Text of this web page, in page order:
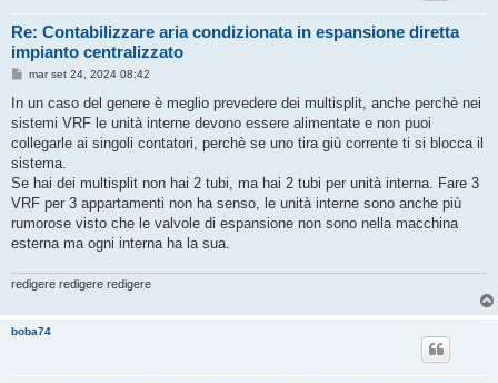
Re: Contabilizzare aria condizionata in espansione diretta
impianto centralizzato
M
s
a
g
i
o
mar set 24, 2024 08:42
In un caso del genere è meglio prevedere dei multisplit, anche perchè nei
sistemi VRF le unità interne devono essere alimentate e non puoi
collegarle ai singoli contatori, perchè se uno tira giù corrente ti si blocca il
sistema.
Se hai dei multisplit non hai 2 tubi, ma hai 2 tubi per unità interna. Fare 3
VRF per 3 appartamenti non ha senso, le unità interne sono anche più
rumorose visto che le valvole di espansione non sono nella macchina
esterna ma ogni interna ha la sua.
redigere redigere redigere
boba74